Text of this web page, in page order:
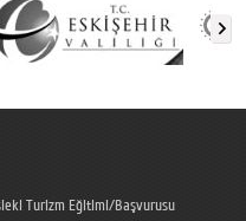
Turizm Eğitimi/Başvurusu